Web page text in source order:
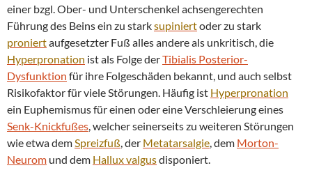
einer bzgl. Ober- und Unterschenkel achsengerechten
Führung des Beins ein zu starksupiniertoder zu stark
proniertaufgesetzter Fuß alles andere als unkritisch, die
Hyperpronation ist als Folge derTibialis Posterior-
Dysfunktion für ihre Folgeschäden bekannt, und auch selbst
Risikofaktor für viele Störungen. Häufig ist Hyperpronation
ein Euphemismus für einen oder eine Verschleierung eines
Senk-Knickfußes, welcher seinerseits zu weiteren Störungen
wie etwa demSpreizfuß, der Metatarsalgie, dem Morton-
Neurom und dem Halluxvalgusdisponiert.